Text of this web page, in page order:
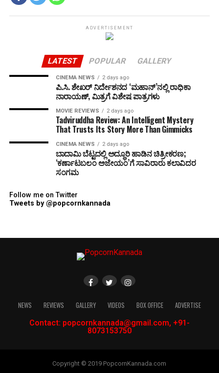
ADVERTISEMENT
LATEST POPULAR GALLERY
CINEMA NEWS 2 days ago
ಪಿ.ಸಿ. ಶೇಖರ್ ನಿರ್ದೇಶನದ ‘ಮಹಾನ್’ನಲ್ಲಿ ರಾಧಿಕಾ
ನಾರಾಯಣ್, ಮಿತ್ರಗೆ ವಿಶೇಷ ಪಾತ್ರಗಳು
MOVIE REVIEWS 2 days ago
Tadviruddha Review: An Intelligent Mystery
That Trusts Its Story More Than Gimmicks
CINEMA NEWS 2 days ago
ಬಾದಾಮಿ ಬೆಟ್ಟದಲ್ಲಿ ಅದ್ಧೂರಿ ಹಾಡಿನ ಚಿತ್ರೀಕರಣ;
‘ಕರ್ಣಾಟಬಲಂ ಅಜೇಯಂ’ಗೆ ಸಾವಿರಾರು ಕಲಾವಿದರ
ಸಂಗಮ
Follow me on Twitter
Tweets by @popcornkannada
NEWS REVIEWS GALLERY VIDEOS BOX OFFICE
ADVERTISE
Contact: popcornkannada@gmail.com, +91-
8073153750
Copyright © 2019 PopcornKannada.com